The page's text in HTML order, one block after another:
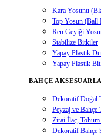
Kara Yosunu
Top Yosun (Ball
Ren Geyiği
Stabilize Bitkiler
Yapay Plastik
Yapay Plastik
BAHÇE
Dekoratif Doğal
Peyzaj ve Bahçe
Zirai İlaç,
Dekoratif Bahçe